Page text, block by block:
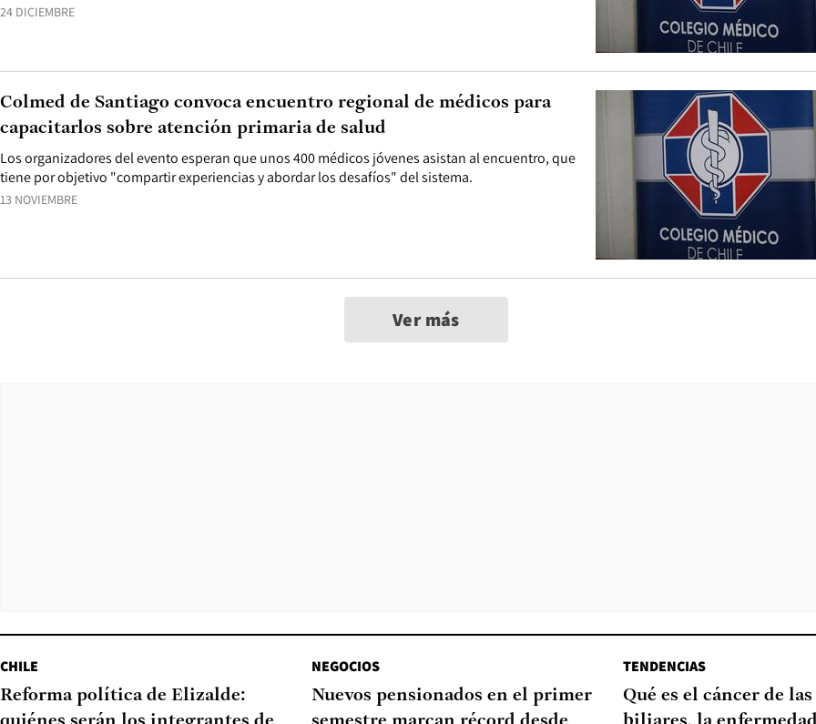
24 DICIEMBRE
13 NOVIEMBRE
Los organizadores del evento esperan que unos 400 médicos jóvenes asistan al encuentro, que
tiene por objetivo "compartir experiencias y abordar los desafíos" del sistema.
Colmed de Santiago convoca encuentro regional de médicos para
capacitarlos sobre atención primaria de salud
Ver más
CHILE
Reforma política de Elizalde:
NEGOCIOS
Nuevos pensionados en el primer
TENDENCIAS
Qué es el cáncer de